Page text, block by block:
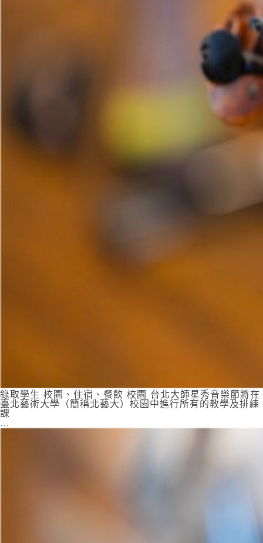
錄取學生 校園、住宿、餐飲 校園 台北大師星秀音樂節將在
臺北藝術大學（簡稱北藝大）校園中進行所有的教學及排練
課
…